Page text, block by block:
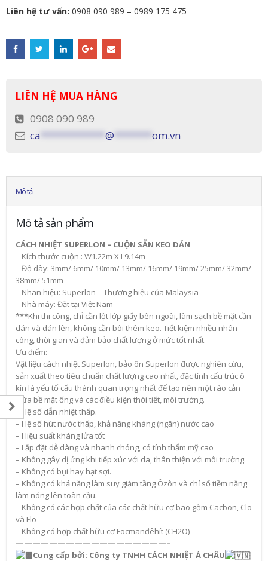
Liên hệ tư vấn: 0908 090 989 – 0989 175 475
LIÊN HỆ MUA HÀNG
0908 090 989
ca
@ om.vn
Mô tả
Mô tả sản phẩm
CÁCH NHIỆT SUPERLON – CUỘN SẴN KEO DÁN
– Kích thước cuộn : W1.22m X L9.14m
– Độ dày: 3mm/ 6mm/ 10mm/ 13mm/ 16mm/ 19mm/ 25mm/ 32mm/
38mm/ 51mm
– Nhãn hiệu: Superlon – Thương hiệu của Malaysia
– Nhà máy: Đặt tại Việt Nam
***Khi thi công, chỉ cần lột lớp giấy bên ngoài, làm sạch bề mặt cần
dán và dán lên, không cần bôi thêm keo. Tiết kiệm nhiều nhân
công, thời gian và đảm bảo chất lượng ở mức tốt nhất.
Ưu điểm:
Vật liệu cách nhiệt Superlon, bảo ôn Superlon được nghiên cứu,
sản xuất theo tiêu chuẩn chất lượng cao nhất, đặc tính cấu trúc ô
kín là yếu tố cấu thành quan trọng nhất để tạo nên một rào cản
giữa bề mặt ống và các điều kiện thời tiết, môi trường.
– Hệ số dẫn nhiệt thấp.
– Hệ số hút nước thấp, khả năng kháng (ngăn) nước cao
– Hiệu suất kháng lửa tốt
– Lắp đặt dễ dàng và nhanh chóng, có tính thẩm mỹ cao
– Không gây dị ứng khi tiếp xúc với da, thân thiện với môi trường.
– Không có bụi hay hạt sợi.
– Không có khả năng làm suy giảm tầng Ôzôn và chỉ số tiềm năng
làm nóng lên toàn cầu.
– Không có các hợp chất của các chất hữu cơ bao gồm Cacbon, Clo
và Flo
– Không có hợp chất hữu cơ Focmanđêhít (CH2O)
——————————————————–
Cung cấp bởi: Công ty TNHH CÁCH NHIỆT Á CHÂU